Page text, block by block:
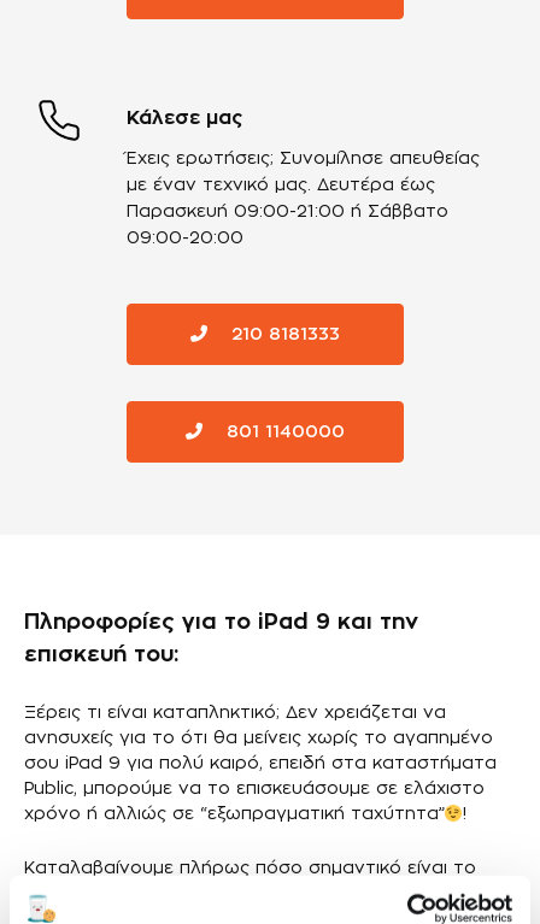
Κάλεσε μας
Έχεις ερωτήσεις; Συνομίλησε απευθείας
με έναν τεχνικό μας. Δευτέρα έως
Παρασκευή 09:00-21:00 ή Σάββατο
09:00-20:00
210 8181333
801 1140000
Πληροφορίες για το iPad 9 και την
επισκευή του:
Ξέρεις τι είναι καταπληκτικό; Δεν χρειάζεται να
ανησυχείς για το ότι θα μείνεις χωρίς το αγαπημένο
σου iPad 9 για πολύ καιρό, επειδή στα καταστήματα
Public, μπορούμε να το επισκευάσουμε σε ελάχιστο
χρόνο ή αλλιώς σε “εξωπραγματική ταχύτητα”
!
Καταλαβαίνουμε πλήρως πόσο σημαντικό είναι το
iPad 9 σου και πόσο ουσιαστικό είναι για την
καθημερινότητά σου. Γι' αυτό εγγυόμαστε ότι θα